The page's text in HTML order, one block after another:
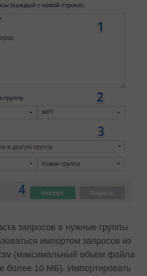
запросов в нужные группы
импортом запросов из
(максимальный объем файла
более 10 МБ). Импортировать